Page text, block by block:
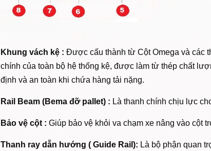
Khung vách kệ : Được cấu thành từ Cột Omega và các
chính của toàn bộ hệ thống kệ, được làm từ thép chất
định và an toàn khi chứa hàng tải nặng.
Rail Beam (Bema đỡ pallet) : Là thanh chính chịu lực
Bảo vệ cột : Giúp bảo vệ khỏi va chạm xe nâng vào cột
Thanh ray dẫn hướng ( Guide Rail): Là bộ phận quan